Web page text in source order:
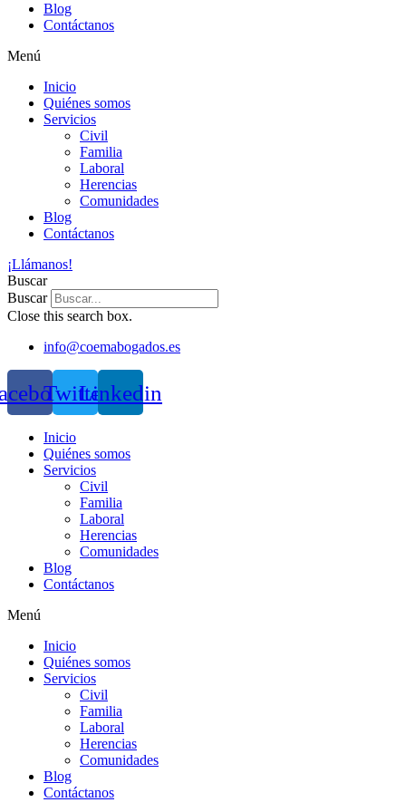
Blog
Contáctanos
Menú
Inicio
Quiénes somos
Servicios
Civil
Familia
Laboral
Herencias
Comunidades
Blog
Contáctanos
¡Llámanos!
Buscar
Buscar
Close this search box.
info@coemabogados.es
TwitterLinkedin
Inicio
Quiénes somos
Servicios
Civil
Familia
Laboral
Herencias
Comunidades
Blog
Contáctanos
Menú
Inicio
Quiénes somos
Servicios
Civil
Familia
Laboral
Herencias
Comunidades
Blog
Contáctanos